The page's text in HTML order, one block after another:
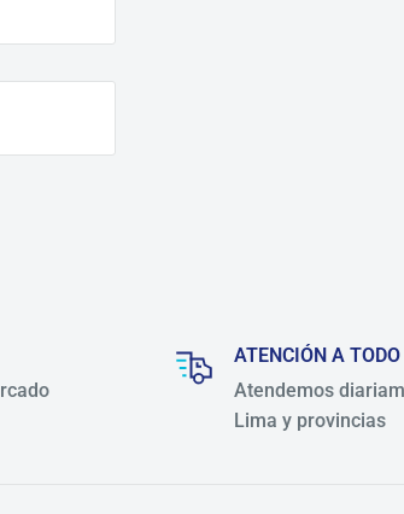
ATENCIÓN A TODO
Atendemos
Lima y provincias